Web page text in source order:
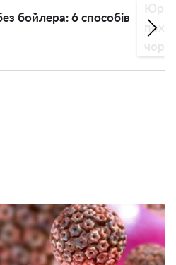
бойлера: 6 способів